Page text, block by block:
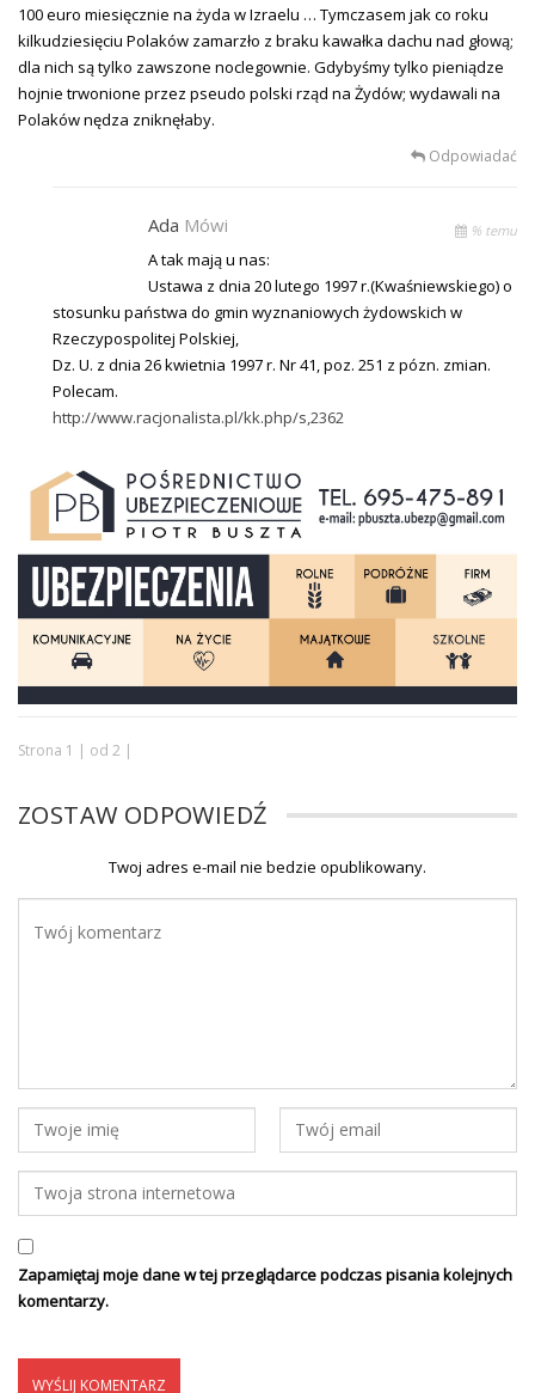
100 euro miesięcznie na żyda w Izraelu … Tymczasem jak co roku
kilkudziesięciu Polaków zamarzło z braku kawałka dachu nad głową;
dla nich są tylko zawszone noclegownie. Gdybyśmy tylko pieniądze
hojnie trwonione przez pseudo polski rząd na Żydów; wydawali na
Polaków nędza zniknęłaby.
Odpowiadać
Ada Mówi % temu
A tak mają u nas:
Ustawa z dnia 20 lutego 1997 r.(Kwaśniewskiego) o
stosunku państwa do gmin wyznaniowych żydowskich w
Rzeczypospolitej Polskiej,
Dz. U. z dnia 26 kwietnia 1997 r. Nr 41, poz. 251 z pózn. zmian.
Polecam.
http://www.racjonalista.pl/kk.php/s,2362
Strona 1 | od 2 |
ZOSTAW ODPOWIEDŹ
Twoj adres e-mail nie bedzie opublikowany.
Zapamiętaj moje dane w tej przeglądarce podczas pisania kolejnych
komentarzy.